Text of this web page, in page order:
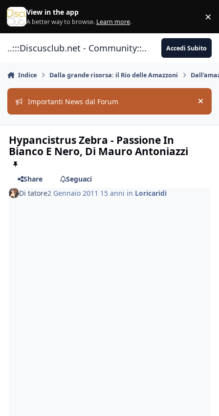
Vai al contenuto
View in the app
A better way to browse. Learn more. ×
..:::Discusclub.net - Community::.. Accedi Subito
Indice Dalla grande risorsa: il Rio delle Amazzoni
Importanti News dal Forum Hide
Hypancistrus Zebra - Passione In
Bianco E Nero, Di Mauro Antoniazzi
Share
Seguaci
Ditatore2 Gennaio 2011 15 anni in Loricaridi